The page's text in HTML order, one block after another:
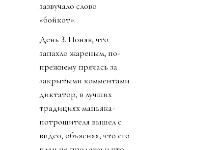
зазвучало слово
«бойкот».
День 3. Поняв, что
запахло жареным, по-
прежнему прячась за
закрытыми комментами
диктатор, в лучших
традициях маньяка-
потрошителя вышел с
видео, объясняя, что его